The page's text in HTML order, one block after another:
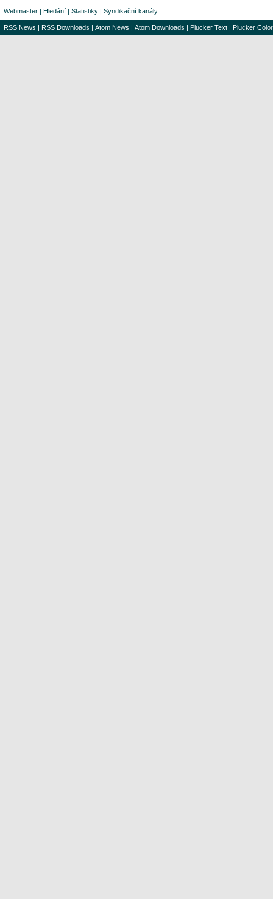
Webmaster | Hledání | Statistiky | Syndikační kanály
RSS News | RSS Downloads | Atom News | Atom Downloads | Plucker Text | Plucker Color